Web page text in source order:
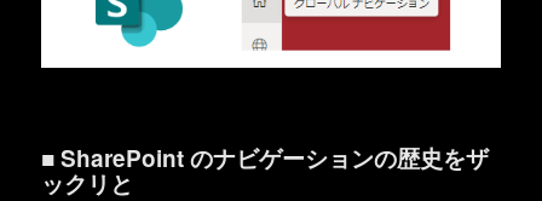
■ SharePoint のナビゲーションの歴史をザ
ックリと